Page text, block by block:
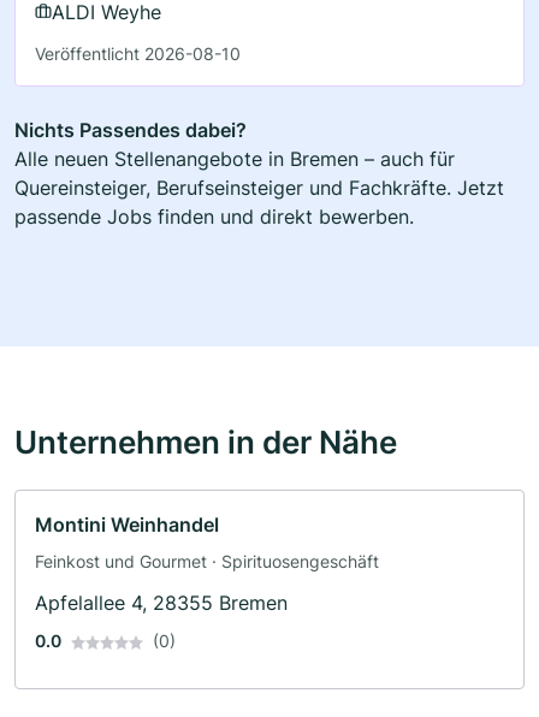
ALDI Weyhe
Veröffentlicht 2026-08-10
Nichts Passendes dabei?
Alle neuen Stellenangebote in Bremen – auch für
Quereinsteiger, Berufseinsteiger und Fachkräfte. Jetzt
passende Jobs finden und direkt bewerben.
Unternehmen in der Nähe
Montini Weinhandel
Feinkost und Gourmet · Spirituosengeschäft
Apfelallee 4, 28355 Bremen
0.0 (0)